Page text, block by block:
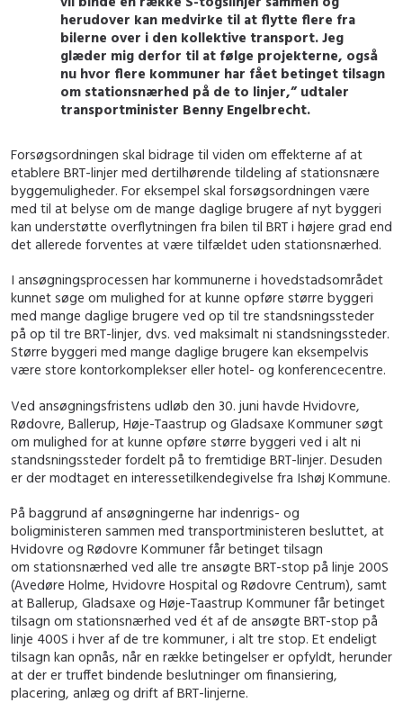
herudover kan medvirke til at flytte flere fra
bilerne over i den kollektive transport. Jeg
glæder mig derfor til at følge projekterne, også
nu hvor flere kommuner har fået betinget tilsagn
om stationsnærhed på de to linjer,” udtaler
transportminister Benny Engelbrecht.
Forsøgsordningen skal bidrage til viden om effekterne af at
etablere BRT-linjer med dertilhørende tildeling af stationsnære
byggemuligheder. For eksempel skal forsøgsordningen være
med til at belyse om de mange daglige brugere af nyt byggeri
kan understøtte overflytningen fra bilen til BRT i højere grad end
det allerede forventes at være tilfældet uden stationsnærhed.
I ansøgningsprocessen har kommunerne i hovedstadsområdet
kunnet søge om mulighed for at kunne opføre større byggeri
med mange daglige brugere ved op til tre standsningssteder
på op til tre BRT-linjer, dvs. ved maksimalt ni standsningssteder.
Større byggeri med mange daglige brugere kan eksempelvis
være store kontorkomplekser eller hotel- og konferencecentre.
Ved ansøgningsfristens udløb den 30. juni havde Hvidovre,
Rødovre, Ballerup, Høje-Taastrup og Gladsaxe Kommuner søgt
om mulighed for at kunne opføre større byggeri ved i alt ni
standsningssteder fordelt på to fremtidige BRT-linjer. Desuden
er der modtaget en interessetilkendegivelse fra Ishøj Kommune.
På baggrund af ansøgningerne har indenrigs- og
boligministeren sammen med transportministeren besluttet, at
Hvidovre og Rødovre Kommuner får betinget tilsagn
om stationsnærhed ved alle tre ansøgte BRT-stop på linje 200S
(Avedøre Holme, Hvidovre Hospital og Rødovre Centrum), samt
at Ballerup, Gladsaxe og Høje-Taastrup Kommuner får betinget
tilsagn om stationsnærhed ved ét af de ansøgte BRT-stop på
linje 400S i hver af de tre kommuner, i alt tre stop. Et endeligt
tilsagn kan opnås, når en række betingelser er opfyldt, herunder
at der er truffet bindende beslutninger om finansiering,
placering, anlæg og drift af BRT-linjerne.